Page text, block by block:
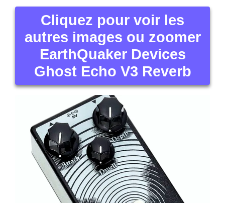
Cliquez pour voir les
autres images ou zoomer
EarthQuaker Devices
Ghost Echo V3 Reverb